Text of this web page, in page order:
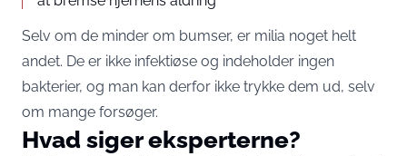
Selv om de minder om bumser, er milia noget helt
andet. De er ikke infektiøse og indeholder ingen
bakterier, og man kan derfor ikke trykke dem ud, selv
om mange forsøger.
Hvad siger eksperterne?